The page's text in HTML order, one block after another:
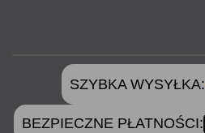
SZYBKA WYSYŁKA:
BEZPIECZNE PŁATNOŚCI: